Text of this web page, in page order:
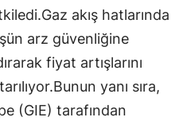
akış hatlarında
arz güvenliğine
fiyat artışlarını
yanı sıra,
(GIE) tarafından